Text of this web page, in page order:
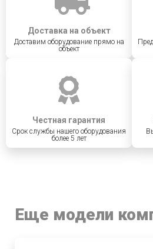
Доставка на объект
Доставим оборудование прямо на
объект
Честная гарантия
Срок службы нашего оборудования
более 5 лет
Еще модели